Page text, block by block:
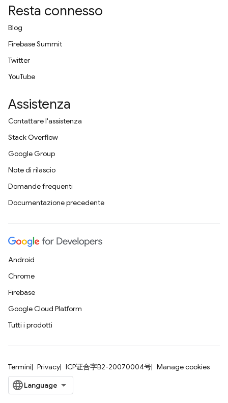
Resta connesso
Blog
Firebase Summit
Twitter
YouTube
Assistenza
Contattare l'assistenza
Stack Overflow
Google Group
Note di rilascio
Domande frequenti
Documentazione precedente
Android
Chrome
Firebase
Google Cloud Platform
Tutti i prodotti
Termini Privacy ICP证合字B2-20070004号 Manage cookies